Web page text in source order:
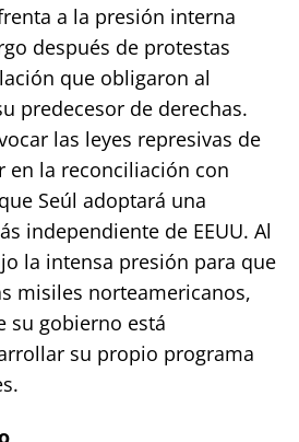
a la presión interna
después de protestas
que obligaron al
predecesor de derechas.
las leyes represivas de
en la reconciliación con
Seúl adoptará una
independiente de EEUU. Al
la intensa presión para que
misiles norteamericanos,
su gobierno está
su propio programa